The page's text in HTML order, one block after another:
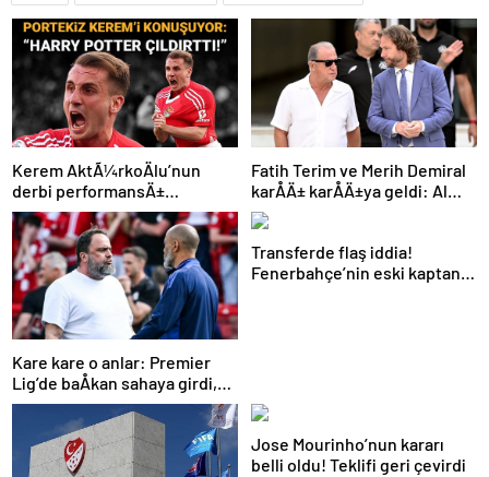
Kerem AktÃ¼rkoÄlu’nun
derbi performansÄ±
Portekiz’i bÃ¼yÃ¼ledi:
“Harry Potter Ã§Ä±ldÄ±rttÄ±!”
Fatih Terim ve Merih Demiral
karÅÄ± karÅÄ±ya geldi: Al
Shabab, Al Ahli’yi maÄlup etti
Kare kare o anlar: Premier
Lig’de baÅkan sahaya girdi,
teknik direktÃ¶rÃ¼
azarladÄ±!
Transferde flaş iddia!
Fenerbahçe’nin eski kaptanı
Jose Mourinho’nun kararı
belli oldu! Teklifi geri çevirdi